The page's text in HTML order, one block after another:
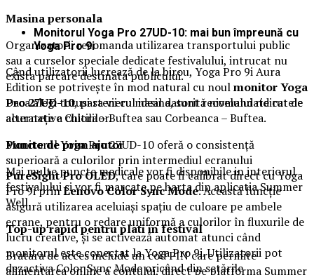
Monitorul Yoga Pro 27UD-10: mai bun împreună cu
Yoga Pro 9i
Când utilizatorii lucrează de la birou, Yoga Pro 9i Aura
Edition se potrivește în mod natural cu noulmonitor Yoga
Pro 27UD-10, partenerul ideal datorită nivelului ridicat de
acuratețe a culorilor.
Monitorul Yoga Pro 27UD-10 oferă o consistență
superioară a culorilor prin intermediul ecranului
PureSight Pro OLED, care poate fi calibrat direct cu Yoga
Pro 9i prinLenovo Color Sync Mode. Această funcție
asigură utilizarea aceluiași spațiu de culoare pe ambele
ecrane, pentru o redare uniformă a culorilor în fluxurile de
lucru creative, și se activează automat atunci când
monitorul este conectat la Yoga Pro 9i. Utilizatorii pot
dezactiva Color Sync Mode oricând din setările
Masinapersonala
Organizatorii recomanda utilizarea transportului public
sau a curselor speciale dedicate festivalului, intrucat nu
exista parcare destinata publicului.
Daca alegi totusi sa vii cu masina, sunt recomandate rutele
alternative Chitila – Buftea sau Corbeanca – Buftea.
Puncte de prim ajutor
Mai multe puncte medicale vor fi disponibile in interiorul
festivalului si vor fi marcate pe harta din aplicatia Summer
Well.
Top-up rapid pentru plati in festival
Bratara de acces include un cod PIN care permite
alimentarea online a contului, direct pe platforma Summer